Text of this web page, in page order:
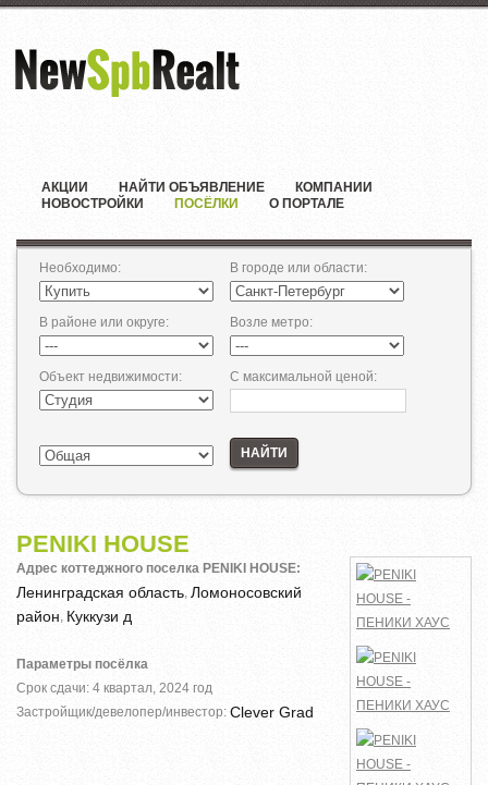
АКЦИИ НАЙТИ ОБЪЯВЛЕНИЕ
КОМПАНИИ
НОВОСТРОЙКИ
ПОСЁЛКИ О ПОРТАЛЕ
Необходимо: В городе или области:
В районе или округе: Возле метро:
Объект недвижимости: С максимальной ценой:
НАЙТИ
PENIKI HOUSE
Адрес коттеджного поселка PENIKI HOUSE:
Ленинградская область Ломоносовский
район Куккузи д
Параметры посёлка
Срок сдачи: 4 квартал, 2024 год
Застройщик/девелопер/инвестор: Clever Grad